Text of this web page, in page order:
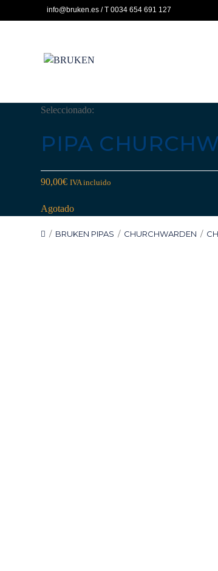
al
info@bruken.es / T 0034 654 691 127
Seleccionado:
PIPA
90,00€ IVA incluido
Agotado
/ BRUKEN PIPAS / CHURCHWARDEN /